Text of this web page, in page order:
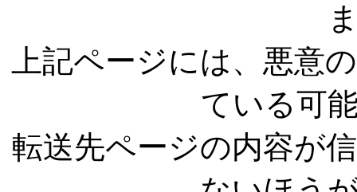
上記ページには、悪意
ている可
転送先ページの内容が